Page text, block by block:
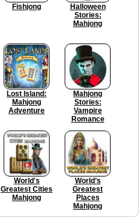
Fishjong
Halloween
Stories:
Mahjong
Lost Island:
Mahjong
Adventure
Mahjong
Stories:
Vampire
Romance
World's
Greatest Cities
Mahjong
World’s
Greatest
Places
Mahjong